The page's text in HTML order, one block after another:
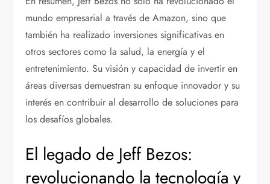
mundo empresarial a través de Amazon, sino que
también ha realizado inversiones significativas en
otros sectores como la salud, la energía y el
entretenimiento. Su visión y capacidad de invertir en
áreas diversas demuestran su enfoque innovador y su
interés en contribuir al desarrollo de soluciones para
los desafíos globales.
El legado de Jeff Bezos:
revolucionando la tecnología y